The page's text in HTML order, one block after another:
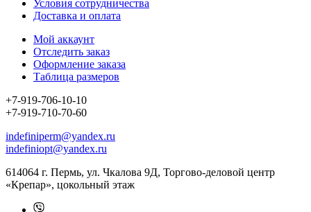
Условия сотрудничества
Доставка и оплата
Мой аккаунт
Отследить заказ
Оформление заказа
Таблица размеров
+7-919-706-10-10
+7-919-710-70-60
indefiniperm@yandex.ru
indefiniopt@yandex.ru
614064 г. Пермь, ул. Чкалова 9Д, Торгово-деловой центр
«Крепар», цокольный этаж